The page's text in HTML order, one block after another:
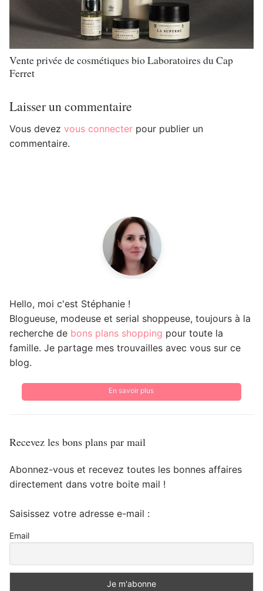
Vente privée de cosmétiques bio Laboratoires du Cap
Ferret
Laisser un commentaire
Vous devez vous connecter pour publier un
commentaire.
Hello, moi c'est Stéphanie !
Blogueuse, modeuse et serial shoppeuse, toujours à la
recherche de bons plans shopping pour toute la
famille. Je partage mes trouvailles avec vous sur ce
blog.
En savoir plus
Recevez les bons plans par mail
Abonnez-vous et recevez toutes les bonnes affaires
directement dans votre boite mail !
Saisissez votre adresse e-mail :
Email